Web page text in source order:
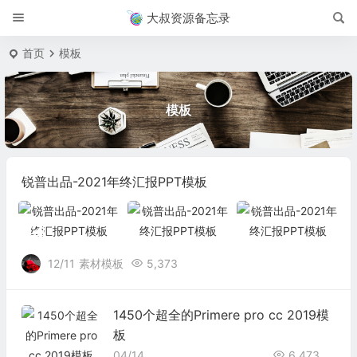
大叔资源备忘录
首页 模板
模板
锐普出品-2021年终汇报PPT模板
12/11 素材模板 5,373
1450个超全的Primere pro cc 2019模
板